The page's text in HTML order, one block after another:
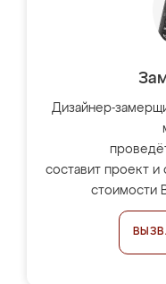
Дизайнер-
составит проект и
стоимости